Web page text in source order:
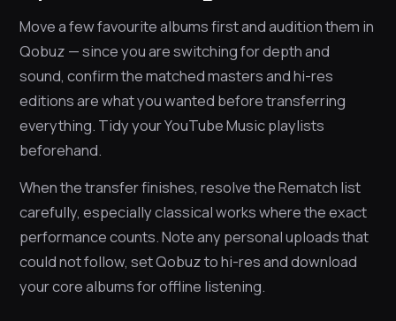
Move a few favourite albums first and audition them in
Qobuz — since you are switching for depth and
sound, confirm the matched masters and hi-res
editions are what you wanted before transferring
everything. Tidy your YouTube Music playlists
beforehand.
When the transfer finishes, resolve the Rematch list
carefully, especially classical works where the exact
performance counts. Note any personal uploads that
could not follow, set Qobuz to hi-res and download
your core albums for offline listening.